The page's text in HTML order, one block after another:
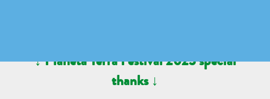
↓ Pianeta Terra Festival 2023 special
thanks ↓